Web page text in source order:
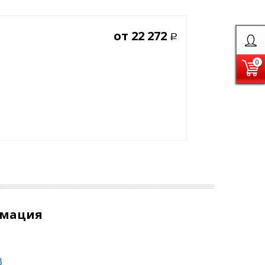
0
от 22 272 Р